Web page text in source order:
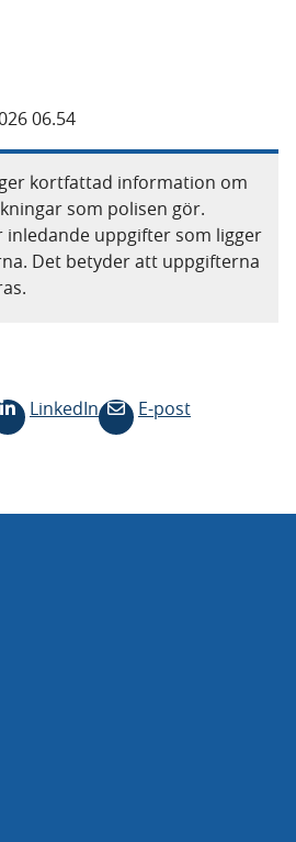
06.54
kortfattad information om
som polisen gör.
inledande uppgifter som ligger
Det betyder att uppgifterna
LinkedIn E-post